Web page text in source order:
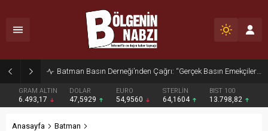
GRAM ALTIN
6.493,17
DOLAR
47,5929
EURO
54,9560
STERLİN
64,1604
BIST 100
13.798,82
Anasayfa
Batman